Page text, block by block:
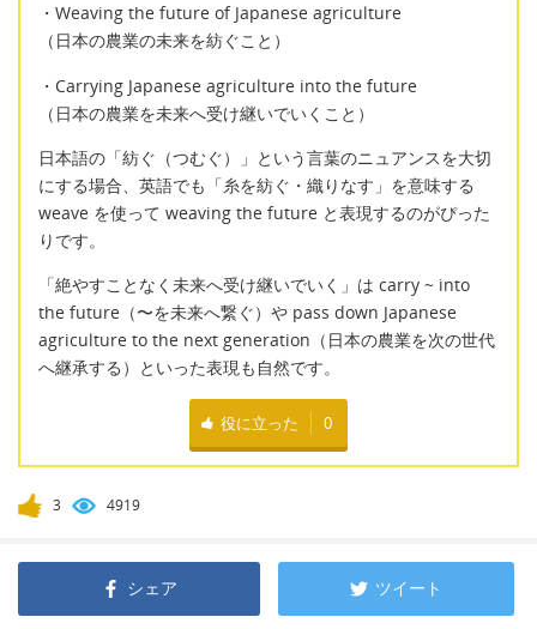
・Weaving the future of Japanese agriculture
（日本の農業の未来を紡ぐこと）
・Carrying Japanese agriculture into the future
（日本の農業を未来へ受け継いでいくこと）
日本語の「紡ぐ（つむぐ）」という言葉のニュアンスを大切
にする場合、英語でも「糸を紡ぐ・織りなす」を意味する
weave を使って weaving the future と表現するのがぴった
りです。
「絶やすことなく未来へ受け継いでいく」は carry ~ into
the future（〜を未来へ繋ぐ）や pass down Japanese
agriculture to the next generation（日本の農業を次の世代
へ継承する）といった表現も自然です。
役に立った 0
3 4919
シェア ツイート